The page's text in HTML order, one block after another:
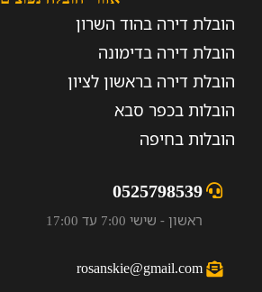
הובלת דירה בהוד השרון
הובלת דירה בדימונה
הובלת דירה בראשון לציון
הובלות בכפר סבא
הובלות בחיפה
0525798539
ראשון - שישי 7:00 עד 17:00
rosanskie@gmail.com